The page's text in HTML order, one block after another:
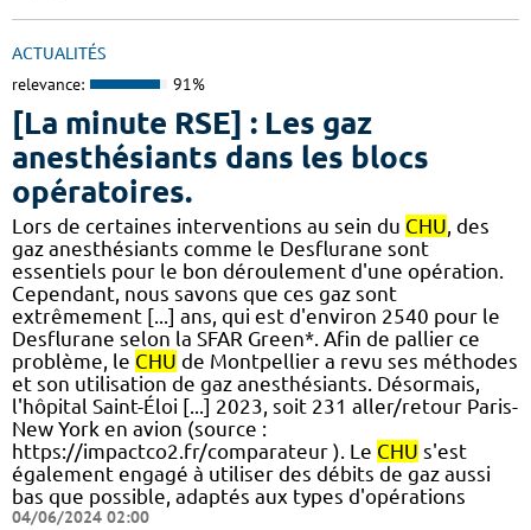
ACTUALITÉS
relevance: 91%
[La minute RSE] : Les gaz
anesthésiants dans les blocs
opératoires.
​​Lors de certaines interventions au sein du CHU, des
gaz anesthésiants comme le Desflurane sont
essentiels pour le bon déroulement d'une opération.
Cependant, nous savons que ces gaz sont
extrêmement [...] ans, qui est d'environ 2540 pour le
Desflurane selon la SFAR Green*. Afin de pallier ce
problème, le CHU de Montpellier a revu ses méthodes
et son utilisation de gaz anesthésiants. Désormais,
l'hôpital Saint-Éloi [...] 2023, soit 231 aller/retour Paris-
New York en avion (source :
https://impactco2.fr/comparateur ). Le CHU s'est
également engagé à utiliser des débits de gaz aussi
bas que possible, adaptés aux types d'opérations
04/06/2024 02:00